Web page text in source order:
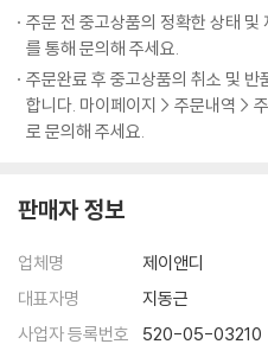
4. Chef 홍석천
다 줄게라면
불닭 소시지
아이 러브 유부
렛잇컵
삼국회담
털업 샐러드
수픈데 오믈렛
행사의 완자님
채면차림
셰프 9인의 시크릿 쿠킹 팁 & 비하
‘냉부’의 대표 셰프 9인이 방송에서
야기 등을 이 책을 통해 몽땅 공개했
리뷰하며 ‘이때 냉장고에는 없었지
했지만 제대로 만들었으면…’, ‘시간
알려준다. 이러한 시크릿 쿠킹 팁과
은 물론이다.
요리 초보를 위한 정확한 조리 분량 수
주문 전 중고상품의 정확한 상태
를 통해 문의해 주세요.
주문완료 후 중고상품의 취소 및
합니다. 마이페이지 > 주문내역 >
로 문의해 주세요.
판매자 정보
업체명
제이앤디
대표자명
지동근
사업자 등록번호
520-05-03210